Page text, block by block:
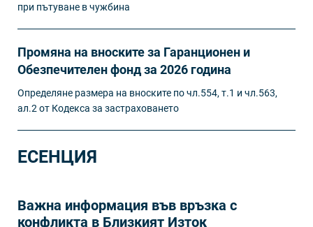
при пътуване в чужбина
Промяна на вноските за Гаранционен и
Обезпечителен фонд за 2026 година
Определяне размера на вноските по чл.554, т.1 и чл.563,
ал.2 от Кодекса за застраховането
ЕСЕНЦИЯ
Важна информация във връзка с
конфликта в Близкият Изток